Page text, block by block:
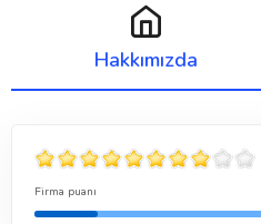
Hakkımızda
Firma puanı